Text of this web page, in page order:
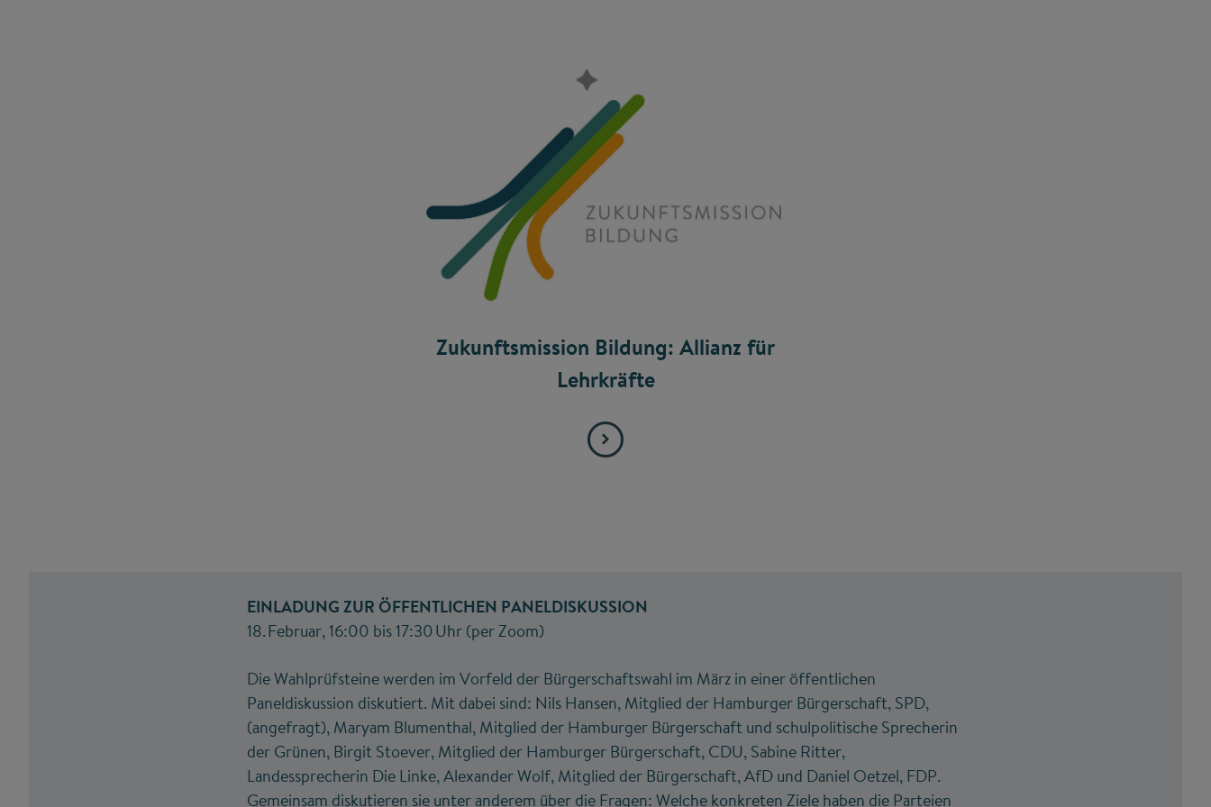
Zukunftsmission Bildung: Allianz für
Lehrkräfte
EINLADUNG ZUR ÖFFENTLICHEN PANELDISKUSSION
18. Februar, 16:00 bis 17:30 Uhr (per Zoom)
Die Wahlprüfsteine werden im Vorfeld der Bürgerschaftswahl im März in einer öffentlichen
Paneldiskussion diskutiert. Mit dabei sind: Nils Hansen, Mitglied der Hamburger Bürgerschaft, SPD,
(angefragt), Maryam Blumenthal, Mitglied der Hamburger Bürgerschaft und schulpolitische Sprecherin
der Grünen, Birgit Stoever, Mitglied der Hamburger Bürgerschaft, CDU, Sabine Ritter,
Landessprecherin Die Linke, Alexander Wolf, Mitglied der Bürgerschaft, AfD und Daniel Oetzel, FDP.
Gemeinsam diskutieren sie unter anderem über die Fragen: Welche konkreten Ziele haben die Parteien